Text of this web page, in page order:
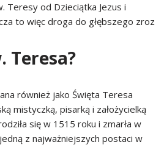
Teresy od Dzieciątka Jezus i
to więc droga do głębszego zroz
Teresa?
również jako Święta Teresa
mistyczką, pisarką i założycielką
się w 1515 roku i zmarła w
z najważniejszych postaci w